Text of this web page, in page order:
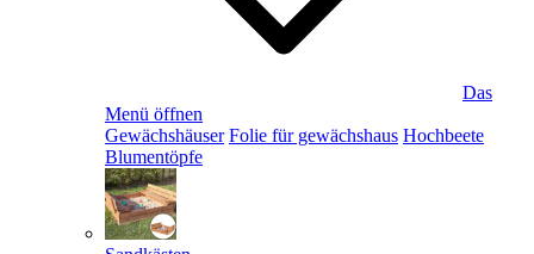
Das
Menü öffnen
Gewächshäuser Folie für gewächshaus Hochbeete
Blumentöpfe